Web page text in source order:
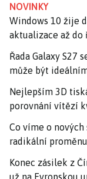
NOVINKY
Windows 10 žije
aktualizace až do
Řada Galaxy S27
může být
Nejlepším 3D
porovnání vítězí
Co víme o nových
radikální
Konec zásilek z
už na Evropskou